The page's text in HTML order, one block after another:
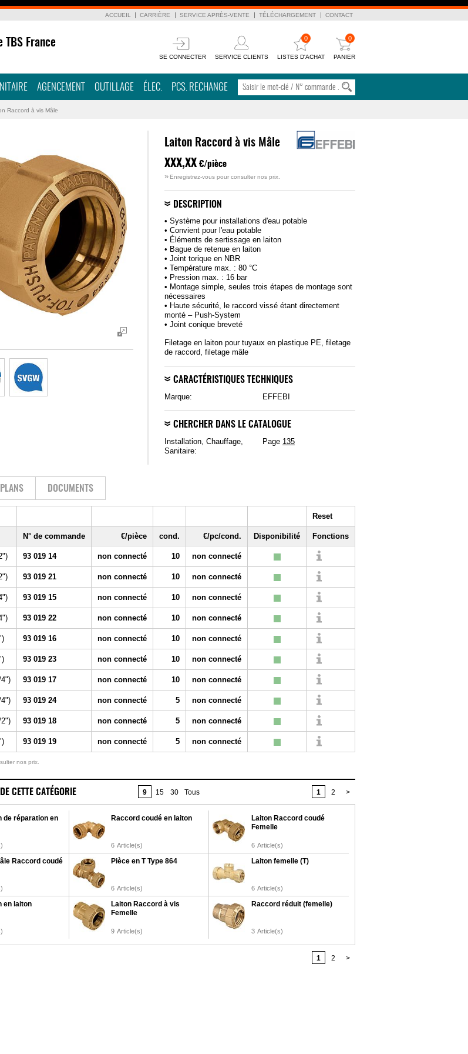
ACCUEIL CARRIÈRE SERVICE APRÈS-VENTE TÉLÉCHARGEMENT CONTACT
TBS France
SE CONNECTER SERVICE CLIENTS
0
LISTES D'ACHAT
0
PANIER
AGENCEMENT OUTILLAGE ÉLEC. PCS. RECHANGE
Raccord à vis Mâle
Laiton Raccord à vis Mâle
XXX,XX €/pièce
» Enregistrez-vous pour consulter nos prix.
DESCRIPTION
• Système pour installations d'eau potable
• Convient pour l'eau potable
• Éléments de sertissage en laiton
• Bague de retenue en laiton
• Joint torique en NBR
• Température max. : 80 °C
• Pression max. : 16 bar
• Montage simple, seules trois étapes de montage sont
nécessaires
• Haute sécurité, le raccord vissé étant directement
monté – Push-System
• Joint conique breveté
Filetage en laiton pour tuyaux en plastique PE, filetage
de raccord, filetage mâle
CARACTÉRISTIQUES TECHNIQUES
Marque: EFFEBI
CHERCHER DANS LE CATALOGUE
Installation, Chauffage,
Sanitaire:
Page 135
PLANS DOCUMENTS
Reset
N° de commande €/pièce cond. €/pc/cond. Disponibilité Fonctions
93 019 14 non connecté 10 non connecté
93 019 21 non connecté 10 non connecté
93 019 15 non connecté 10 non connecté
93 019 22 non connecté 10 non connecté
93 019 16 non connecté 10 non connecté
93 019 23 non connecté 10 non connecté
93 019 17 non connecté 10 non connecté
93 019 24 non connecté 5 non connecté
93 019 18 non connecté 5 non connecté
93 019 19 non connecté 5 non connecté
nos prix.
CETTE CATÉGORIE 9 15 30 Tous 1 2 >
de réparation en
Raccord coudé en laiton
6 Article(s)
Laiton Raccord coudé
Femelle
6 Article(s)
Raccord coudé
Pièce en T Type 864
6 Article(s)
Laiton femelle (T)
6 Article(s)
en laiton
Laiton Raccord à vis
Femelle
9 Article(s)
Raccord réduit (femelle)
3 Article(s)
1 2 >